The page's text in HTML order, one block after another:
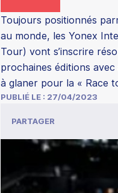
Toujours positionnés
au monde, les Yonex
Tour) vont s’inscrire
prochaines éditions
à glaner pour la « Race
PUBLIÉ LE : 27/04/2023
PARTAGER